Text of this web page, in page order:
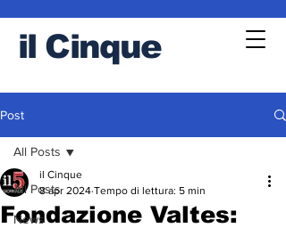
il Cinque
Post
All Posts
News
All Posts
Fondazione Valtes:
il Cinque
8 apr 2024 Tempo di lettura: 5 min